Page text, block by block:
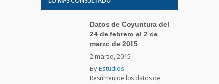
Datos de Coyuntura del
24 de febrero al 2 de
marzo de 2015
2 marzo, 2015
ByEstudios
Resumen de los datos de